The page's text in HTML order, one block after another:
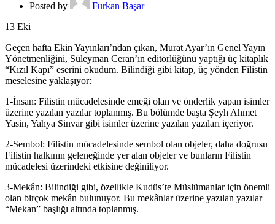
Posted by
Furkan Başar
13 Eki
Geçen hafta Ekin Yayınları’ndan çıkan, Murat Ayar’ın Genel Yayın
Yönetmenliğini, Süleyman Ceran’ın editörlüğünü yaptığı üç kitaplık
“Kızıl Kapı” eserini okudum. Bilindiği gibi kitap, üç yönden Filistin
meselesine yaklaşıyor:
1-İnsan: Filistin mücadelesinde emeği olan ve önderlik yapan isimler
üzerine yazılan yazılar toplanmış. Bu bölümde başta Şeyh Ahmet
Yasin, Yahya Sinvar gibi isimler üzerine yazılan yazıları içeriyor.
2-Sembol: Filistin mücadelesinde sembol olan objeler, daha doğrusu
Filistin halkının geleneğinde yer alan objeler ve bunların Filistin
mücadelesi üzerindeki etkisine değiniliyor.
3-Mekân: Bilindiği gibi, özellikle Kudüs’te Müslümanlar için önemli
olan birçok mekân bulunuyor. Bu mekânlar üzerine yazılan yazılar
“Mekan” başlığı altında toplanmış.